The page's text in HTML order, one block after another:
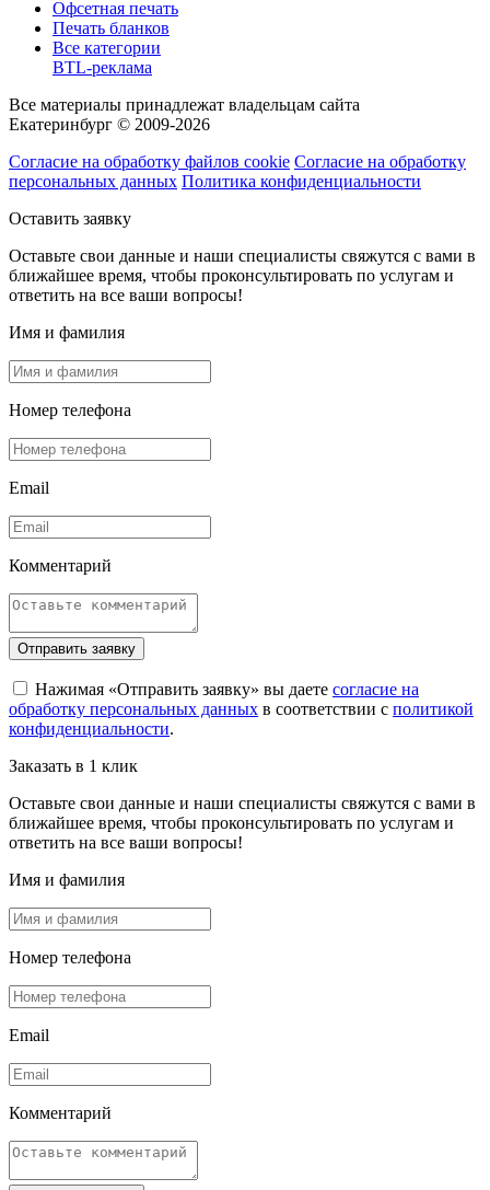
Офсетная печать
Печать бланков
Все категории
BTL-реклама
Все материалы принадлежат владельцам сайта
Екатеринбург © 2009-2026
Согласие на обработку файлов cookie Согласие на обработку
персональных данных Политика конфиденциальности
Оставить заявку
Оставьте свои данные и наши специалисты свяжутся с вами в
ближайшее время, чтобы проконсультировать по услугам и
ответить на все ваши вопросы!
Имя и фамилия
Номер телефона
Email
Комментарий
Отправить заявку
Нажимая «Отправить заявку» вы даете согласие на
обработку персональных данных в соответствии с политикой
конфиденциальности.
Заказать в 1 клик
Оставьте свои данные и наши специалисты свяжутся с вами в
ближайшее время, чтобы проконсультировать по услугам и
ответить на все ваши вопросы!
Имя и фамилия
Номер телефона
Email
Комментарий